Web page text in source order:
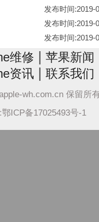
发布时间:2019-
发布时间:2019-
发布时间:2019-
维修 苹果新闻
资讯 联系我们
wh.com.cn 保留所
ICP备17025493号-1